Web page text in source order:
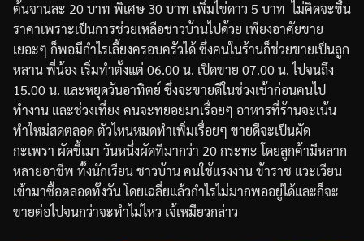
ต้นจานละ 20บาท พิเศษ 30บาท เพิ่มไข่ดาว 5 บาท ไม่คิดจะขึ้น
ราคาเพราะเป็นการช่วยเหลือชาวบ้านไปด้วย เพียงอาศัยขาย
เยอะๆ ก็พอมีกำไรเลี้ยงครอบครัวได้ซึ่งคนในร้านก็ช่วยขายเป็นลูก
หลานพี่น้อง เริ่มทำตั้งแต่ 06.00น. เปิดขาย 07.00น.ไปจนถึง
15.00น. และหยุดวันอาทิตย์ ซึ่งจะขายดีในช่วงเช้าก่อนคนไป
ทำงาน และช่วงเที่ยง คนจะทยอยมาเรื่อยๆ อาหารที่ร้านจะเน้น
ทำใหม่สดตลอดตัวไหนหมดทำเพิ่มเรื่อยๆ ขายดีจะเป็นผัด
กะเพรา ผัดขี้เมา วันหนึ่งผัดทีมากว่า 20กระทะ โดยลูกค้ามีหลาก
หลายอาชีพ ทั้งนักเรียนชาวบ้านคนใช้แรงงานข้าราช แวะเวียน
เข้ามาซื้อตลอดทั้งวันโดยเฉลี่ยแล้วกำไรไม่มากพออยู่ได้และก็จะ
ขายต่อไปจนกว่าจะทำไม่ไหว เจ้เหมียวกล่าว